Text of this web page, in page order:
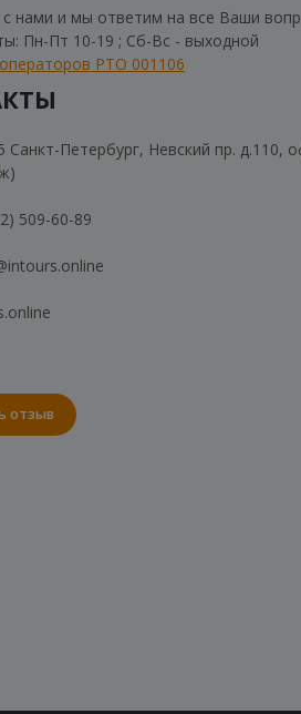
нами и мы ответим на все Ваши
Пн-Пт 10-19 ; Сб-Вс - выходной
РТО 001106
Санкт-Петербург, Невский пр. д.110,
509-60-89
отзыв